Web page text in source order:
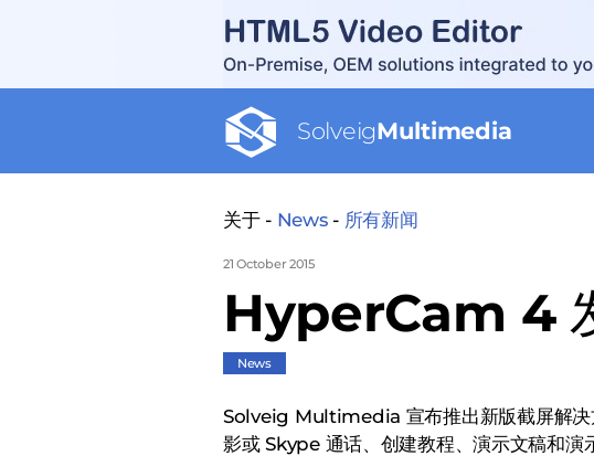
SolveigMultimedia
关于 - News- 所有新闻
21 October 2015
HyperCam 4
News
Solveig Multimedia 宣布推出新版截屏解决
影或 Skype 通话、创建教程、演示文稿和演